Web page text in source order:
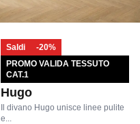
Saldi
-20%
PROMO VALIDA TESSUTO
CAT.1
Hugo
Il divano Hugo unisce linee pulite
e...